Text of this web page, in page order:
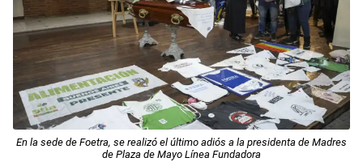
En la sede de Foetra, se realizó el último adiós a la presidenta de Madres
de Plaza de Mayo Línea Fundadora​